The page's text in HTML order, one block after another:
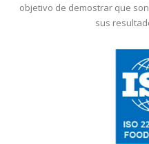
objetivo de demostrar que
sus